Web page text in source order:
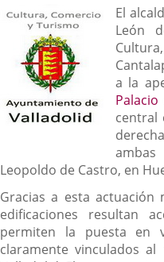
Descripción
El
León
a la
central
Leopoldo de Castro, en
Gracias a esta actuación
edificaciones resultan
permiten la puesta en
claramente vinculados